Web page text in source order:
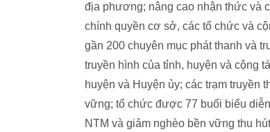
địa phương; nâng cao nhận thức và
chính quyền cơ sở, các tổ chức và
gần 200 chuyên mục phát thanh và
truyền hình của tỉnh, huyện và cộng
huyện và Huyện ủy; các trạm truyền
vững; tổ chức được 77 buổi biểu
NTM và giảm nghèo bền vững thu